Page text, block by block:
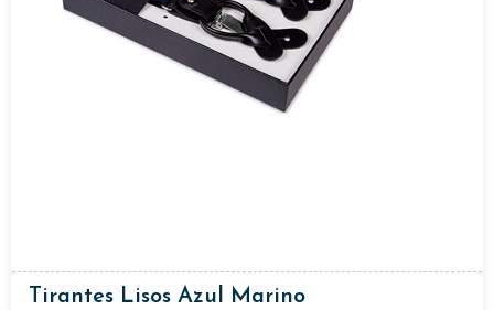
Tirantes Lisos Azul Marino